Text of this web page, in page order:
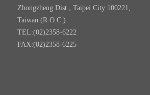
Zhongzheng Dist., Taipei City 100221,
Taiwan (R.O.C.)
TEL:(02)2358-6222
FAX:(02)2358-6225